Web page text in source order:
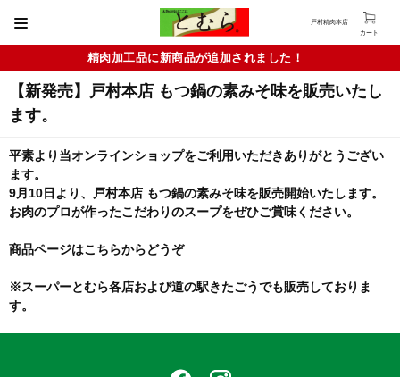
戸村精肉本店
カート
精肉加工品に新商品が追加されました！
【新発売】戸村本店 もつ鍋の素みそ味を販売いたし
ます。
平素より当オンラインショップをご利用いただきありがとうござい
ます。
9月10日より、戸村本店 もつ鍋の素みそ味を販売開始いたします。
お肉のプロが作ったこだわりのスープをぜひご賞味ください。
商品ページはこちらからどうぞ
※スーパーとむら各店および道の駅きたごうでも販売しておりま
す。